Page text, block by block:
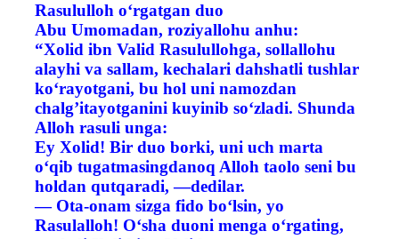
Rasululloh o‘rgatgan duo
Abu Umomadan, roziyallohu anhu:
“Xolid ibn Valid Rasulullohga, sollallohu
alayhi va sallam, kechalari dahshatli tushlar
ko‘rayotgani, bu hol uni namozdan
chalg’itayotganini kuyinib so‘zladi. Shunda
Alloh rasuli unga:
Ey Xolid! Bir duo borki, uni uch marta
o‘qib tugatmasingdanoq Alloh taolo seni bu
holdan qutqaradi, —dedilar.
— Ota-onam sizga fido bo‘lsin, yo
Rasulalloh! O‘sha duoni menga o‘rgating,